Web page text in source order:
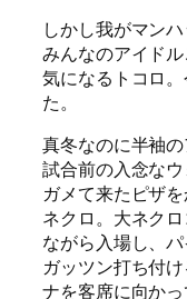
しかし我がマン
みんなのアイド
気になるトコロ
た。
真冬なのに半袖
試合前の入念な
ガメて来たピザ
ネクロ。大ネク
ながら入場し、
ガッツン打ち付
ナを客席に向か